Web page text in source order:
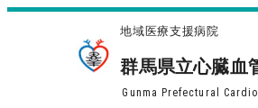
地域医療支援病院
群馬県立心臓血
Gunma Prefectural